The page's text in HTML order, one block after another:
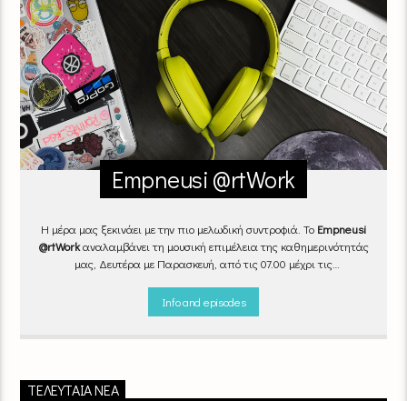
Empneusi @rtWork
Η μέρα μας ξεκινάει με την πιο μελωδική συντροφιά. Το Empneusi
@rtWorkαναλαμβάνει τη μουσική επιμέλεια της καθημερινότητάς
μας, Δευτέρα με Παρασκευή, από τις 07.00 μέχρι τις
εναλλάσσονται αρμονικά, θυμίζοντάς μας πως δουλειά και
Καθημερινά(Δευτέρα-Παρασκευή)
Info and episodes
ΤΕΛΕΥΤΑΊΑ ΝΈΑ